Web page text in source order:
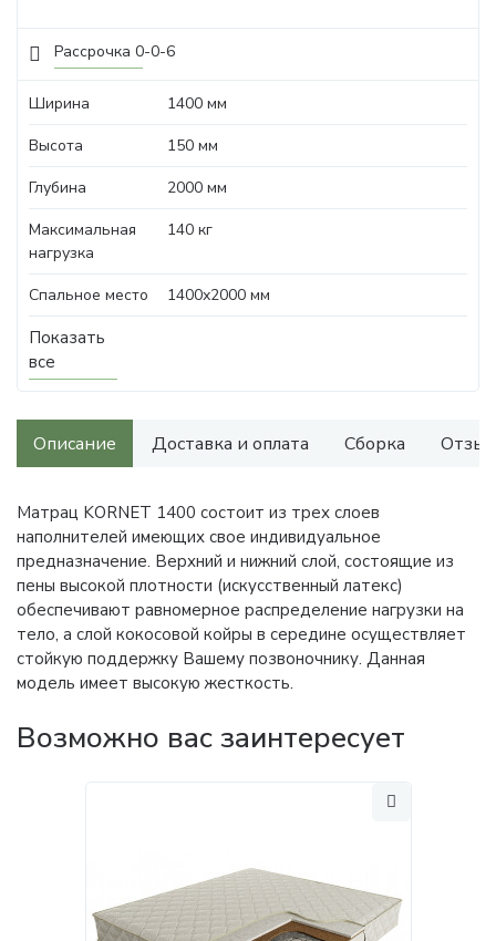
Рассрочка 0-0-6
Ширина
1400 мм
Высота
150 мм
Глубина
2000 мм
Максимальная
нагрузка
140 кг
Спальное место 1400х2000 мм
Показать
все
Описание Доставка и оплата Сборка
Матрац KORNET 1400 состоит из трех слоев
наполнителей имеющих свое индивидуальное
предназначение. Верхний и нижний слой, состоящие из
пены высокой плотности (искусственный латекс)
обеспечивают равномерное распределение нагрузки на
тело, а слой кокосовой койры в середине осуществляет
стойкую поддержку Вашему позвоночнику. Данная
модель имеет высокую жесткость.
Возможно вас заинтересует